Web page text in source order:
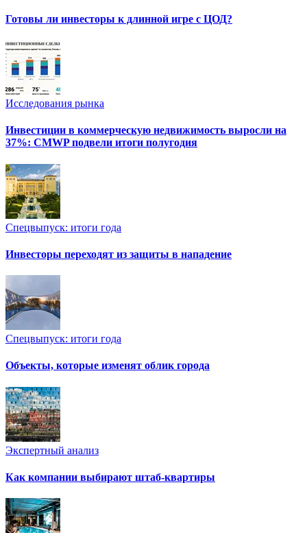
Готовы ли инвесторы к длинной игре с ЦОД?
Исследования рынка
Инвестиции в коммерческую недвижимость выросли на
37%: CMWP подвели итоги полугодия
Спецвыпуск: итоги года
Инвесторы переходят из защиты в нападение
Спецвыпуск: итоги года
Объекты, которые изменят облик города
Экспертный анализ
Как компании выбирают штаб-квартиры